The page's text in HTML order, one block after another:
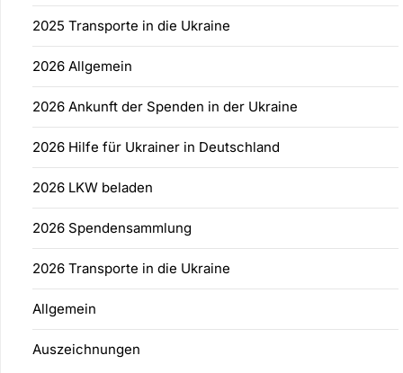
2025 Transporte in die Ukraine
2026 Allgemein
2026 Ankunft der Spenden in der Ukraine
2026 Hilfe für Ukrainer in Deutschland
2026 LKW beladen
2026 Spendensammlung
2026 Transporte in die Ukraine
Allgemein
Auszeichnungen